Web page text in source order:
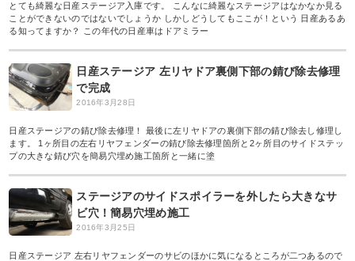
とても綺麗な日産ステージア入庫です。 こんなに綺麗なステージアはなかなか見る
ことができないのではないでしょうか しかしどうしてもここが！という 日産あるあ
る知ってますか？ この年代の日産車はドアミラー
日産ステージア 左リヤドア裏側下部の錆び除去修理
で完成
2016年3月28日
日産ステージアの錆び除去修理！ 最後に左リヤドアの裏側下部の錆び除去し修理し
ます。 1ヶ所目の左右リヤフェンダーの錆び除去修理箇所と2ヶ所目のサイドステッ
プの大きな錆び穴を簡易穴埋め施工箇所と一緒に塗
ステージアのサイドスポイラーを外したら大きなサ
ビ穴！簡易穴埋め施工
2016年3月25日
日産ステージア 左右リヤフェンダーのサビのほかに気になるところが二つあるので